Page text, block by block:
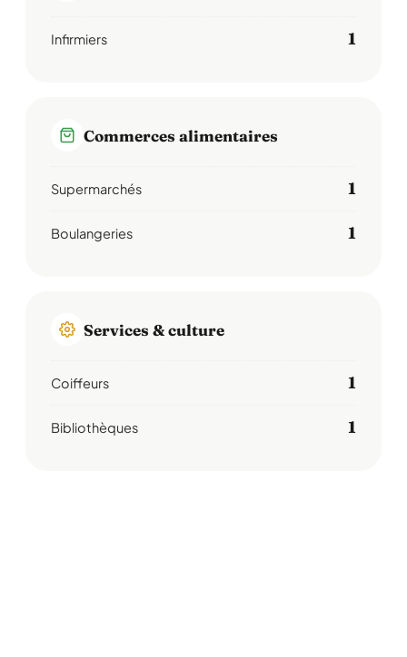
Infirmiers 1
Commerces alimentaires
Supermarchés 1
Boulangeries 1
Services & culture
Coiffeurs 1
Bibliothèques 1